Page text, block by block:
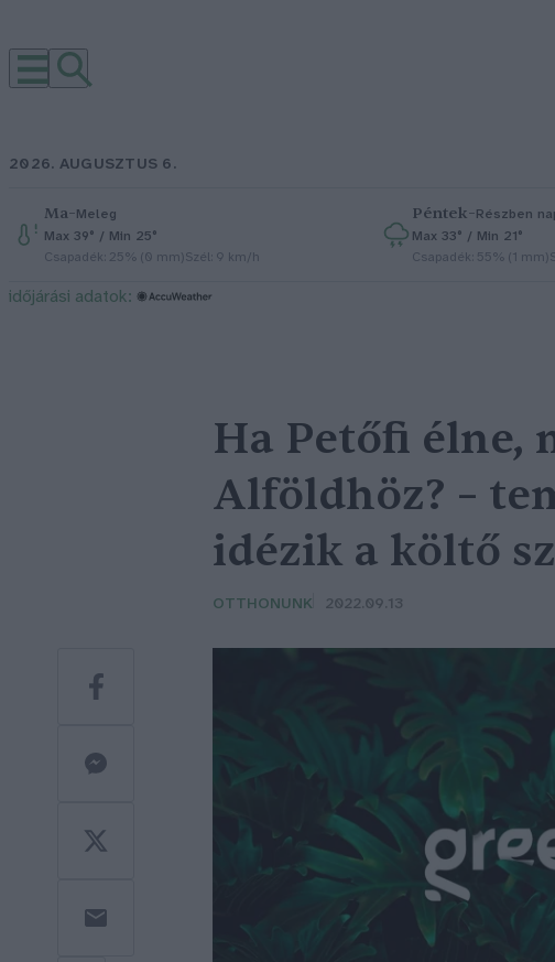
2026. AUGUSZTUS 6.
Ma–Meleg
Max 39° / Min 25°
Csapadék: 25% (0 mm)Szél: 9 km/h
Péntek–Részben
Max 33° / Min 21°
Csapadék: 55% (1 mm)
időjárási adatok:
Ha Petőfi élne,
Alföldhöz? –
idézik a költő
OTTHONUNK 2022.09.13